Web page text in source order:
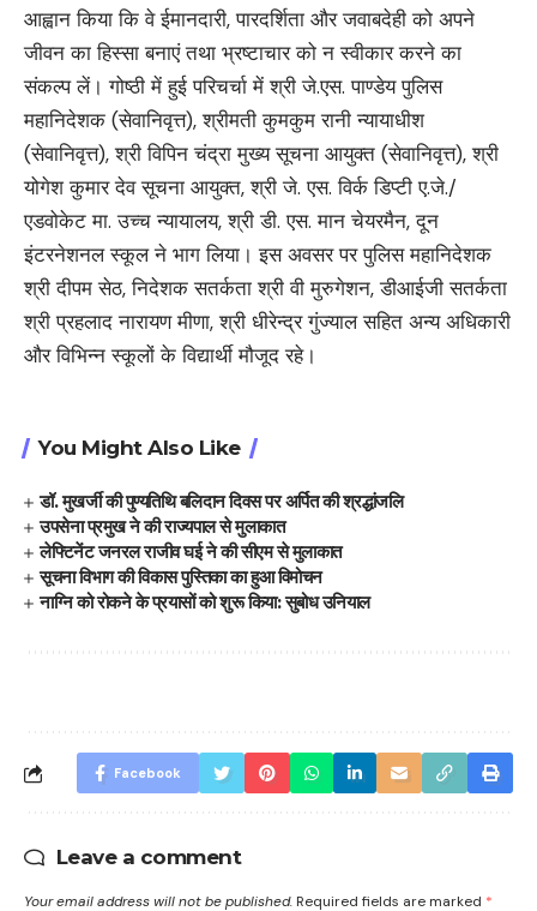
आह्वान किया कि वे ईमानदारी, पारदर्शिता और जवाबदेही को अपने
जीवन का हिस्सा बनाएं तथा भ्रष्टाचार को न स्वीकार करने का
संकल्प लें। गोष्ठी में हुई परिचर्चा में श्री जे.एस. पाण्डेय पुलिस
महानिदेशक (सेवानिवृत्त), श्रीमती कुमकुम रानी न्यायाधीश
(सेवानिवृत्त), श्री विपिन चंद्रा मुख्य सूचना आयुक्त (सेवानिवृत्त), श्री
योगेश कुमार देव सूचना आयुक्त, श्री जे. एस. विर्क डिप्टी ए.जे./
एडवोकेट मा. उच्च न्यायालय, श्री डी. एस. मान चेयरमैन, दून
इंटरनेशनल स्कूल ने भाग लिया। इस अवसर पर पुलिस महानिदेशक
श्री दीपम सेठ, निदेशक सतर्कता श्री वी मुरुगेशन, डीआईजी सतर्कता
श्री प्रहलाद नारायण मीणा, श्री धीरेन्द्र गुंज्याल सहित अन्य अधिकारी
और विभिन्न स्कूलों के विद्यार्थी मौजूद रहे।
You Might Also Like
डॉ. मुखर्जी की पुण्यतिथि बलिदान दिवस पर अर्पित की श्रद्धांजलि
उपसेना प्रमुख ने की राज्यपाल से मुलाकात
लेफ्टिनेंट जनरल राजीव घई ने की सीएम से मुलाकात
सूचना विभाग की विकास पुस्तिका का हुआ विमोचन
नाग्नि को रोकने के प्रयासों को शुरू किया: सुबोध उनियाल
Facebook
Leave a comment
Your email address will not be published. Required fields are marked *